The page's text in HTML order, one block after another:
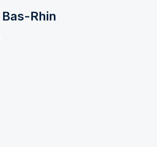
Bas-Rhin